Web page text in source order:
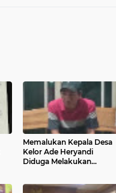
Memalukan Kepala Desa
Kelor Ade Heryandi
Diduga Melakukan